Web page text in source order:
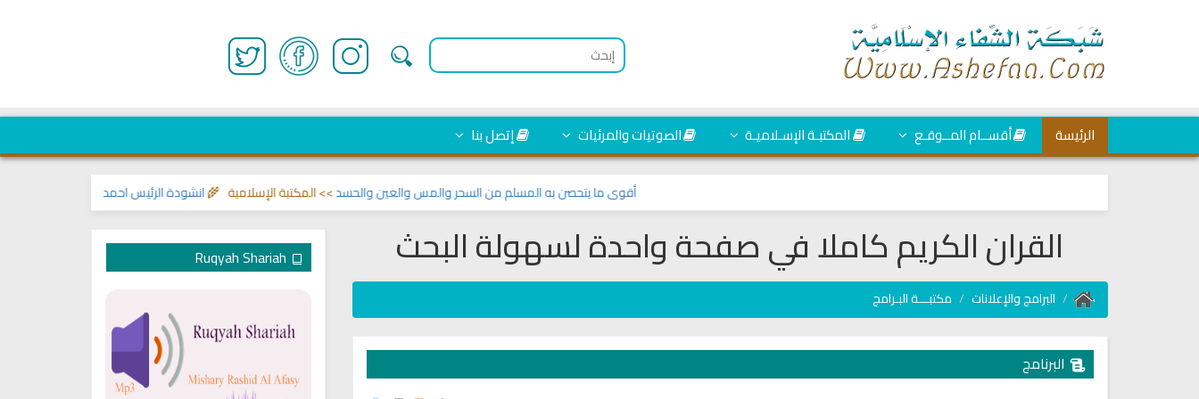
الرئيسة أقســام المــوقـع المكتبـة الإسـلاميـة الصوتيات والمرئيات إتصل بنا
انشودة الرئيس احمد الشرع أقوى ما يتحصن به المسلم من السحر والمس والعين والحسد>> المكتبة الإسلامية 🌾
القران الكريم كاملا في صفحة واحدة لسهولة البحث
البرامج والإعلانات مكتبـــة البـرامج
البرنامج